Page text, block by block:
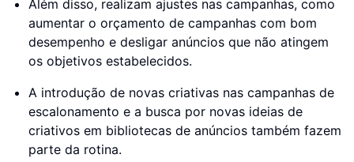
Além disso, realizam ajustes nas campanhas, como
aumentar o orçamento de campanhas com bom
desempenho e desligar anúncios que não atingem
os objetivos estabelecidos.
A introdução de novas criativas nas campanhas de
escalonamento e a busca por novas ideias de
criativos em bibliotecas de anúncios também fazem
parte da rotina.